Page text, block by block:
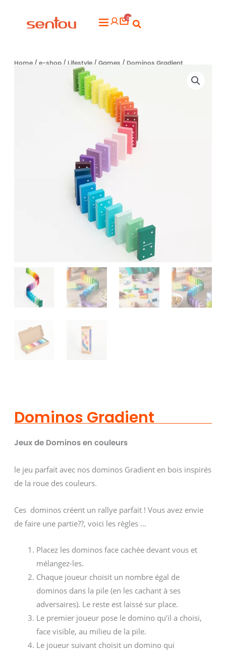
Flyout
0
Home/ e-shop/ Lifestyle/ Games / Dominos Gradient
Dominos Gradient
Jeux de Dominos en couleurs
le jeu parfait avec nos dominos Gradient en bois inspirés
de la roue des couleurs.
Ces dominos créent un rallye parfait ! Vous avez envie
de faire une partie??, voici les règles …
Placez les dominos face cachée devant vous et
mélangez-les.
Chaque joueur choisit un nombre égal de
dominos dans la pile (en les cachant à ses
adversaires). Le reste est laissé sur place.
Le premier joueur pose le domino qu’il a choisi,
face visible, au milieu de la pile.
Le joueur suivant choisit un domino qui